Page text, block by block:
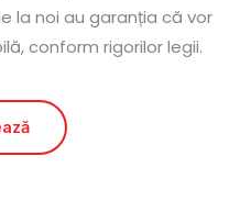
la noi au garanția că vor
conform rigorilor legii.